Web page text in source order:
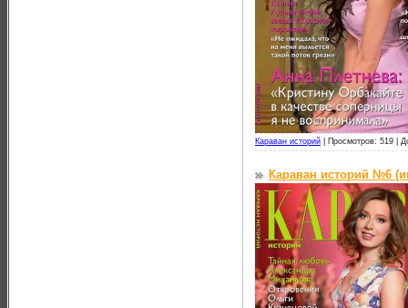
Караван историй Просмотров: 519 |
Караван историй №6